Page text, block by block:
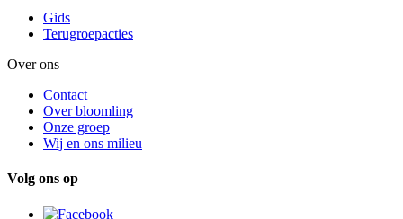
Gids
Terugroepacties
Over ons
Contact
Over bloomling
Onze groep
Wij en ons milieu
Volg ons op